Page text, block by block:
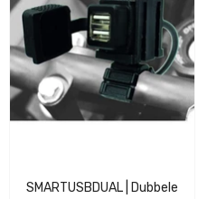
SMARTUSBDUAL | Dubbele